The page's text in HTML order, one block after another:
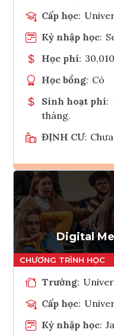
Cấp học:
Kỳ nhập học:
Học phí:
Học bổng: Có
Sinh hoạt phí:
tháng.
ĐỊNH CƯ:
Digital
Trường:
Cấp học:
Kỳ nhập học: